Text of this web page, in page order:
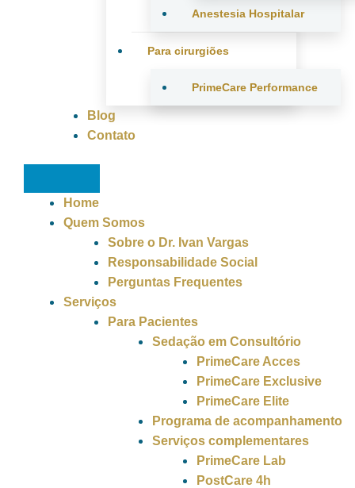
Anestesia Hospitalar
Para cirurgiões
PrimeCare Performance
Blog
Contato
Home
Quem Somos
Sobre o Dr. Ivan Vargas
Responsabilidade Social
Perguntas Frequentes
Serviços
Para Pacientes
Sedação em Consultório
PrimeCare Acces
PrimeCare Exclusive
PrimeCare Elite
Programa de acompanhamento
Serviços complementares
PrimeCare Lab
PostCare 4h